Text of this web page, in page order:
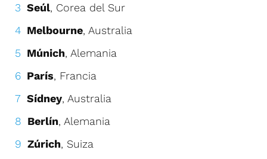
Seúl, Corea del Sur
Melbourne, Australia
Múnich, Alemania
París, Francia
Sídney, Australia
Berlín, Alemania
Zúrich, Suiza